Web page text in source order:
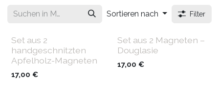
Sortieren nach Filter
Set aus 2
handgeschnitzten
Apfelholz-Magneten
17,00 €
Set aus 2 Magneten –
Douglasie
17,00 €